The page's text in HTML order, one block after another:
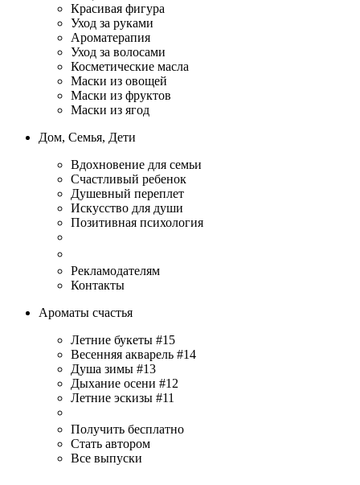
Красивая фигура
Уход за руками
Ароматерапия
Уход за волосами
Косметические масла
Маски из овощей
Маски из фруктов
Маски из ягод
Дом, Семья, Дети
Вдохновение для семьи
Счастливый ребенок
Душевный переплет
Искусство для души
Позитивная психология
Рекламодателям
Контакты
Ароматы счастья
Летние букеты #15
Весенняя акварель #14
Душа зимы #13
Дыхание осени #12
Летние эскизы #11
Получить бесплатно
Стать автором
Все выпуски